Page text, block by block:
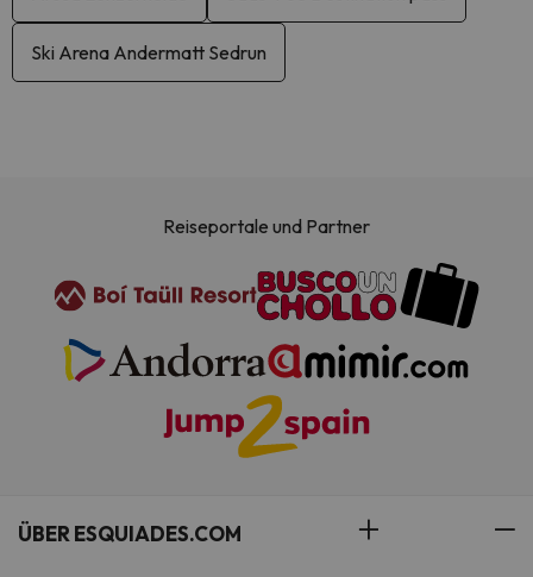
Ski Arena Andermatt Sedrun
Reiseportale und Partner
ÜBER ESQUIADES.COM